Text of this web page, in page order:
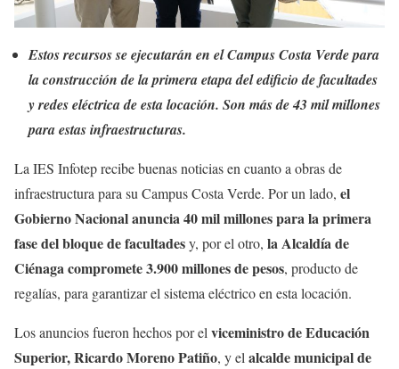
Estos recursos se ejecutarán en el Campus Costa Verde para
la construcción de la primera etapa del edificio de facultades
y redes eléctrica de esta locación. Son más de 43 mil millones
para estas infraestructuras.
La IES Infotep recibe buenas noticias en cuanto a obras de
infraestructura para su Campus Costa Verde. Por un lado, el
Gobierno Nacional anuncia 40 mil millones para la primera
fase del bloque de facultadesy, por el otro, la Alcaldía de
Ciénaga compromete 3.900 millones de pesos, producto de
regalías, para garantizar el sistema eléctrico en esta locación.
Los anuncios fueron hechos por elviceministro de Educación
Superior, Ricardo Moreno Patiño, y elalcalde municipal de